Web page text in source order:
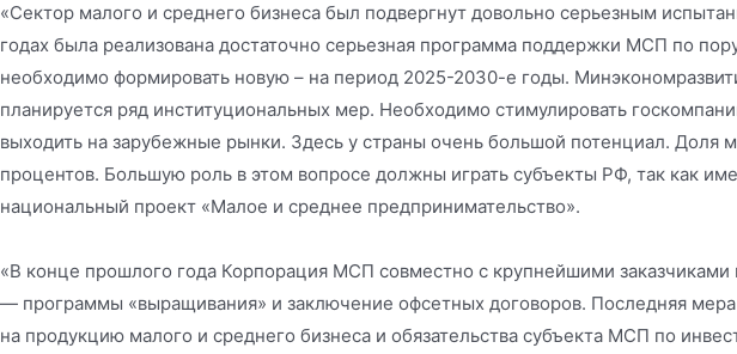
«Сектор малого и среднего бизнеса был подвергнут довольно серьезным
годах была реализована достаточно серьезная программа поддержки МСП по
необходимо формировать новую – на период 2025-2030-е годы.
планируется ряд институциональных мер. Необходимо стимулировать
выходить на зарубежные рынки. Здесь у страны очень большой потенциал.
процентов. Большую роль в этом вопросе должны играть субъекты РФ, так как
национальный проект «Малое и среднее предпринимательство».
«В конце прошлого года Корпорация МСП совместно с крупнейшими
— программы «выращивания» и заключение офсетных договоров. Последняя
на продукцию малого и среднего бизнеса и обязательства субъекта МСП по